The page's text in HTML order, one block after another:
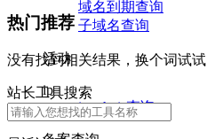
域名到期查询
子域名查询
活动
ip
ip whois查询
热门推荐
没有找到相关结果，换个词试试
站长工具搜索